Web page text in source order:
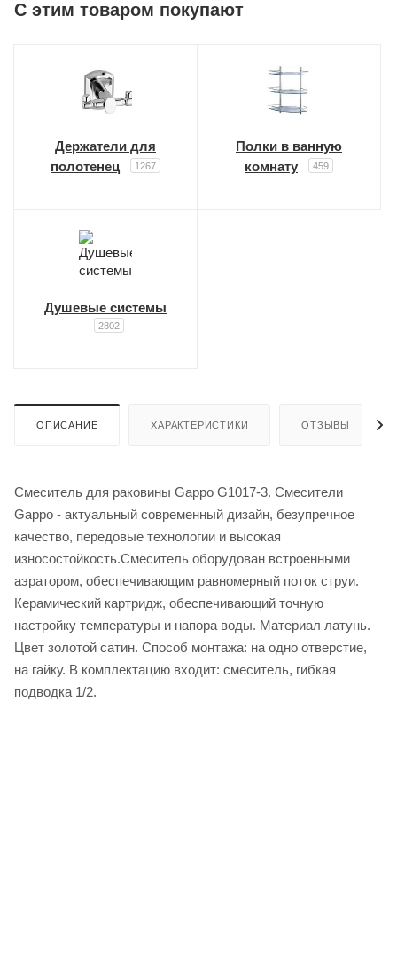
C этим товаром покупают
Держатели для
полотенец
1267
Полки в ванную
комнату
459
Душевые системы
2802
ОПИСАНИЕ ХАРАКТЕРИСТИКИ ОТЗЫВЫ
Смеситель для раковины Gappo G1017-3. Смесители
Gappo - актуальный современный дизайн, безупречное
качество, передовые технологии и высокая
износостойкость.Смеситель оборудован встроенными
аэратором, обеспечивающим равномерный поток струи.
Керамический картридж, обеспечивающий точную
настройку температуры и напора воды. Материал латунь.
Цвет золотой сатин. Способ монтажа: на одно отверстие,
на гайку. В комплектацию входит: смеситель, гибкая
подводка 1/2.